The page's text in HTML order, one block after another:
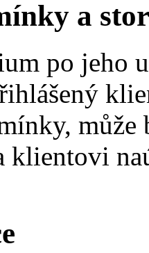
a
po jeho
může
klientovi